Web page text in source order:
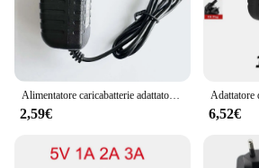
Alimentatore caricabatterie adattatore AC/DC 5V 3A PSU USB tipo C 5V 3000mA per Raspberry Pi 4 modello B 1GB 2GB 4GB Kit
2,59€ 6,52€